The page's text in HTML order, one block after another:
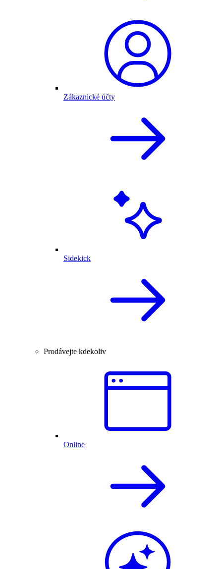
Zákaznické účty
Sidekick
Prodávejte kdekoliv
Online